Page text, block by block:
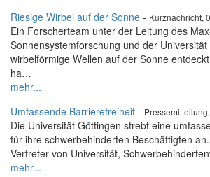
Riesige Wirbel auf der Sonne - Kurznachricht,
Ein Forscherteam unter der Leitung des
Sonnensystemforschung und der
wirbelförmige Wellen auf der Sonne
ha…
mehr...
Umfassende Barrierefreiheit -
Die Universität Göttingen strebt eine
für ihre schwerbehinderten Beschäftigten
Vertreter von Universität,
mehr...